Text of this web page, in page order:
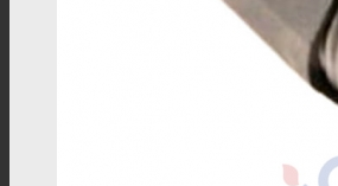
FPT18系列